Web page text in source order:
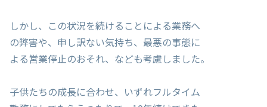
しかし、この状況を続けることによる業務へ
の弊害や、申し訳ない気持ち、最悪の事態に
よる営業停止のおそれ、なども考慮しました。
子供たちの成長に合わせ、いずれフルタイム